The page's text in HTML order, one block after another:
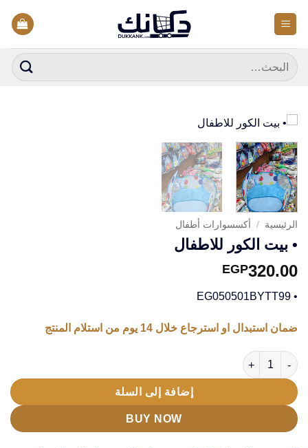
للمحتوى
البحث
عن:
الرئيسية / أكسسوارات أطفال
• بيت الكور للاطفال
EGP320.00
• EG050501BYTT99
ضمان استبدال او استرجاع خلال 14 يوم من استلام المنتج
كمية • بيت الكور للاطفال
إضافة إلى السلة
BUY NOW